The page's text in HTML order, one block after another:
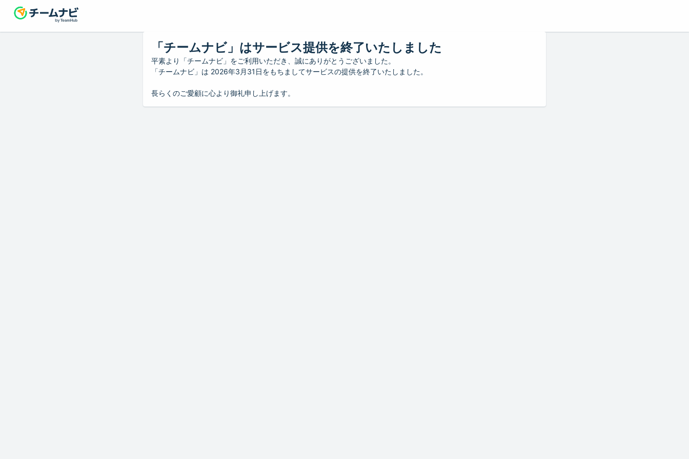
「チームナビ」はサービス提供を終了いたしました
平素より「チームナビ」をご利用いただき、誠にありがとうございました。
「チームナビ」は 2026年3月31日をもちましてサービスの提供を終了いたしました。
長らくのご愛顧に心より御礼申し上げます。